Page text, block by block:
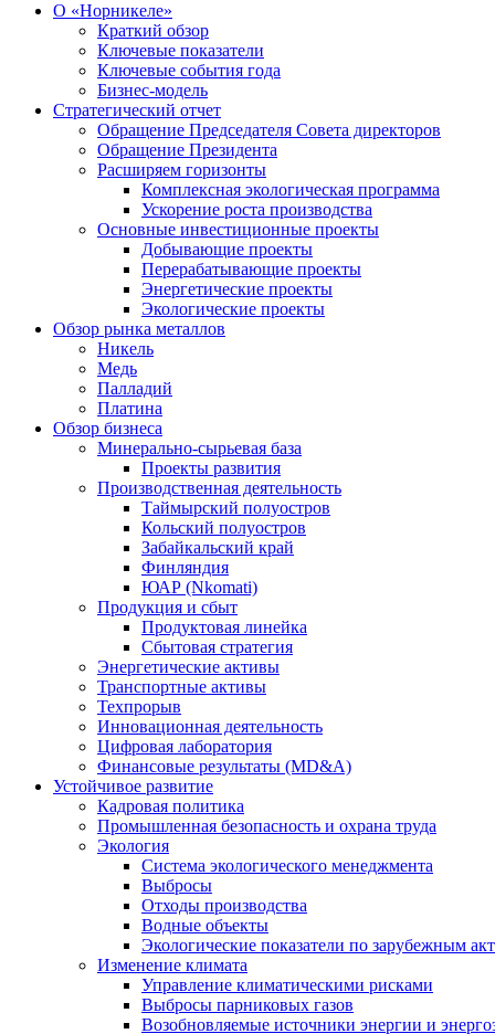
О «Норникеле»
Краткий обзор
Ключевые показатели
Ключевые события года
Бизнес-модель
Стратегический отчет
Обращение Председателя Совета директоров
Обращение Президента
Расширяем горизонты
Комплексная экологическая программа
Ускорение роста производства
Основные инвестиционные проекты
Добывающие проекты
Перерабатывающие проекты
Энергетические проекты
Экологические проекты
Обзор рынка металлов
Никель
Медь
Палладий
Платина
Обзор бизнеса
Минерально-сырьевая база
Проекты развития
Производственная деятельность
Таймырский полуостров
Кольский полуостров
Забайкальский край
Финляндия
ЮАР (Nkomati)
Продукция и сбыт
Продуктовая линейка
Сбытовая стратегия
Энергетические активы
Транспортные активы
Техпрорыв
Инновационная деятельность
Цифровая лаборатория
Финансовые результаты (MD&A)
Устойчивое развитие
Кадровая политика
Промышленная безопасность и охрана труда
Экология
Система экологического менеджмента
Выбросы
Отходы производства
Водные объекты
Экологические показатели по зарубежным
Изменение климата
Управление климатическими рисками
Выбросы парниковых газов
Возобновляемые источники энергии и